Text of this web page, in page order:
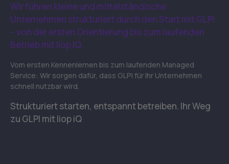
Wir führen kleine und mittelständische
Unternehmen strukturiert durch den Start mit GLPI
– von der ersten Orientierung bis zum laufenden
Betrieb mit liop iQ.
Vom ersten Kennenlernen bis zum laufenden Managed
Service: Wir sorgen dafür, dass GLPI für Ihr Unternehmen
schnell nutzbar wird.
Strukturiert starten, entspannt betreiben. Ihr Weg
zu GLPI mit liop iQ